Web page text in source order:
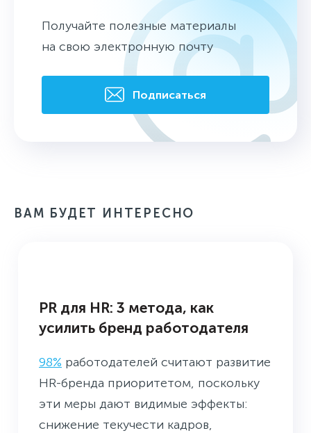
Получайте полезные материалы
на свою электронную почту
Подписаться
ВАМ БУДЕТ ИНТЕРЕСНО
PR для HR: 3 метода, как
усилить бренд работодателя
98% работодателей считают развитие
HR-бренда приоритетом, поскольку
эти меры дают видимые эффекты:
снижение текучести кадров,